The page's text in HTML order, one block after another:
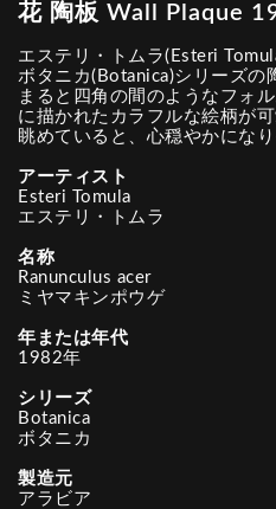
花 陶板 Wall Plaque
エステリ・トムラ(Esteri
ボタニカ(Botanica)シリーズの
まると四角の間のようなフォ
に描かれたカラフルな絵柄が
眺めていると、心穏やかになり
アーティスト
Esteri Tomula
エステリ・トムラ
名称
Ranunculus acer
ミヤマキンポウゲ
年または年代
1982年
シリーズ
Botanica
ボタニカ
製造元
アラビア